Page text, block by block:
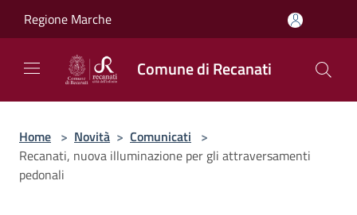
Regione Marche
Comune di Recanati
Home > Novità > Comunicati >
Recanati, nuova illuminazione per gli attraversamenti
pedonali